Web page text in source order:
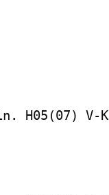
H05(07) V-K